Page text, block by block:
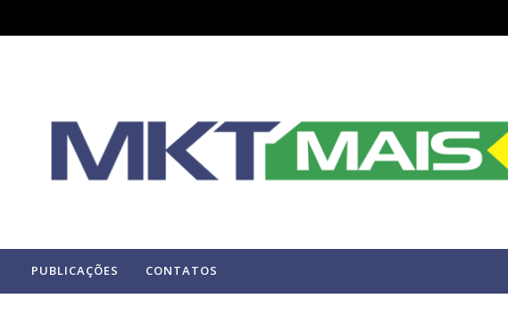
PUBLICAÇÕES CONTATOS